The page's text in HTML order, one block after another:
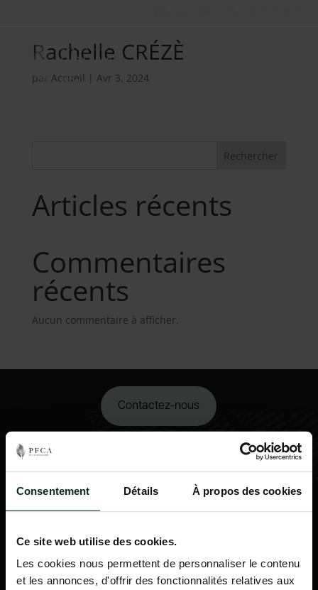
Consentement Détails À propos des cookies
Ce site web utilise des cookies.
Les cookies nous permettent de personnaliser le contenu
et les annonces, d'offrir des fonctionnalités relatives aux
Rachelle CRÉZÈ
par Accueil | Avr 3, 2024
Rechercher
Articles récents
Commentaires
récents
Aucun commentaire à afficher.
Contactez-nous